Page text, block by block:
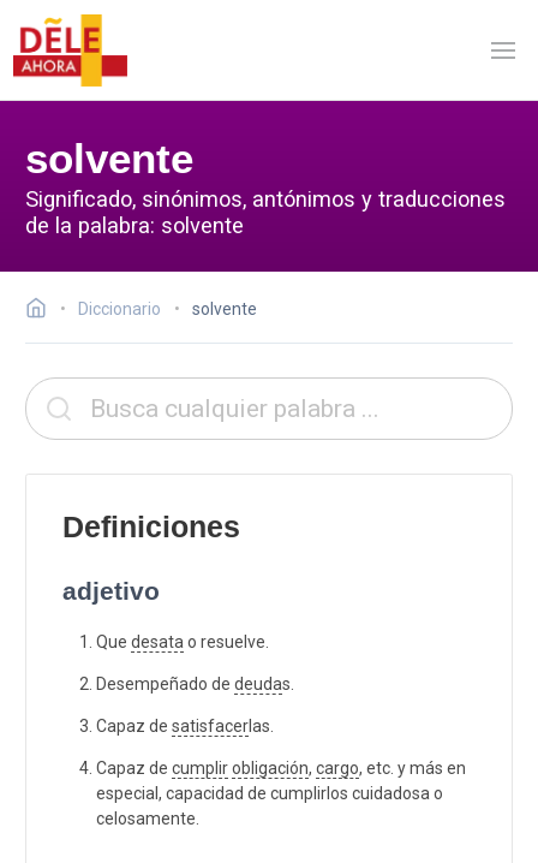
solvente
Significado, sinónimos, antónimos y traducciones
de la palabra: solvente
Diccionario solvente
Definiciones
adjetivo
Que desata o resuelve.
Desempeñado de deudas.
Capaz de satisfacerlas.
Capaz de cumplirobligación, cargo, etc. y más en
especial, capacidad de cumplirlos cuidadosa o
celosamente.